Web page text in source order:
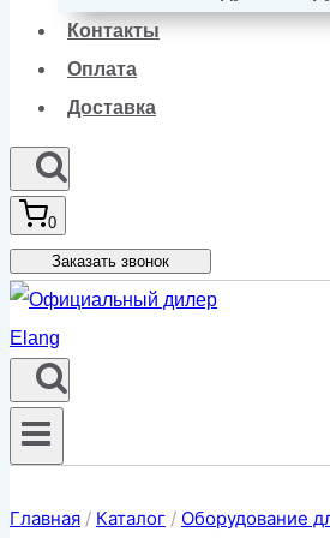
Контакты
Оплата
Доставка
0
Заказать звонок
Главная / Каталог / Оборудование